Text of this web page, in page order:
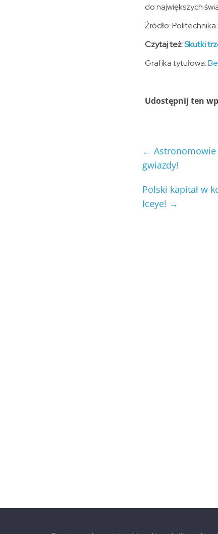
do największych
Źródło: Politechnika
Czytaj też:Skutki
Grafika tytułowa:
Udostępnij ten
←
gwiazdy!
Polski kapitał w
Iceye! →